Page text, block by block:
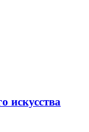
искусства